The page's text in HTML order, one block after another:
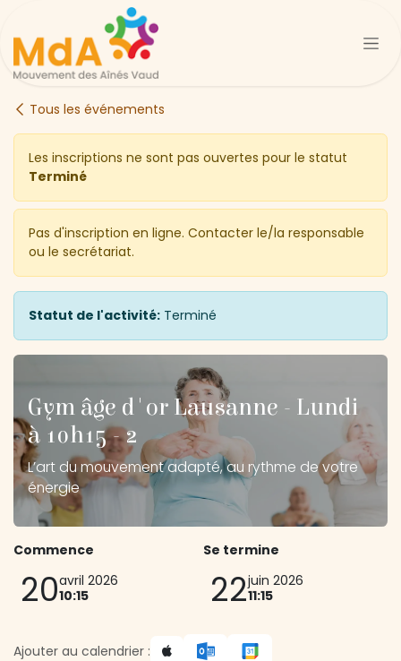
Se rendre au contenu
Tous les événements
Les inscriptions ne sont pas ouvertes pour le statut
Terminé
Pas d'inscription en ligne. Contacter le/la responsable
ou le secrétariat.
Statut de l'activité: Terminé
Gym âge d'or Lausanne - Lundi
à 10h15 - 2
L’art du mouvement adapté, au rythme de votre
énergie
Commence
20avril 2026
10:15
Se termine
22juin 2026
11:15
Ajouter au calendrier :